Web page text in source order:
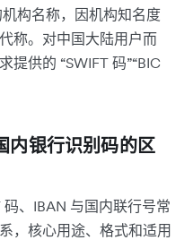
构名称，因机构知名度
称。对中国大陆用户而
提供的 “SWIFT 码”“BIC
内银行识别码的区
、IBAN 与国内联行号常
，核心用途、格式和适用